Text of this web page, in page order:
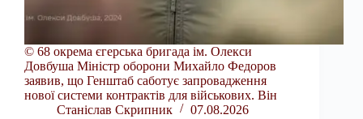
© 68 окрема єгерська бригада ім. Олекси
Довбуша Міністр оборони Михайло Федоров
заявив, що Генштаб саботує запровадження
нової системи контрактів для військових. Він
Станіслав Скрипник
07.08.2026